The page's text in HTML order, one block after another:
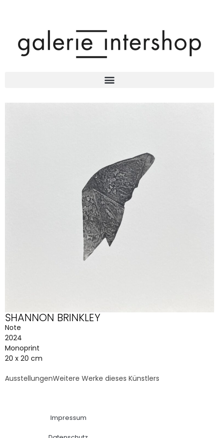
SHANNON BRINKLEY
Note
2024
Monoprint
20 x 20 cm
AusstellungenWeitere Werke dieses Künstlers
Impressum